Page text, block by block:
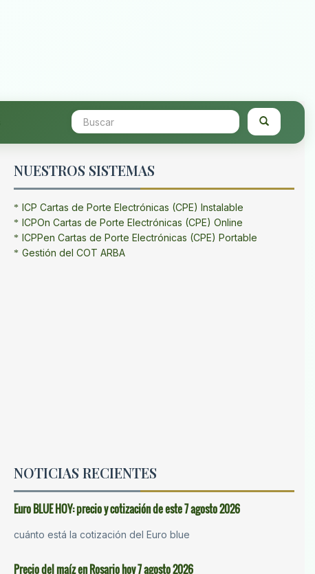
NUESTROS SISTEMAS
ICP Cartas de Porte Electrónicas (CPE) Instalable
ICPOn Cartas de Porte Electrónicas (CPE) Online
ICPPen Cartas de Porte Electrónicas (CPE) Portable
Gestión del COT ARBA
NOTICIAS RECIENTES
Euro BLUE HOY: precio y cotización de este 7 agosto 2026
cuánto está la cotización del Euro blue
Precio del maíz en Rosario hoy 7 agosto 2026